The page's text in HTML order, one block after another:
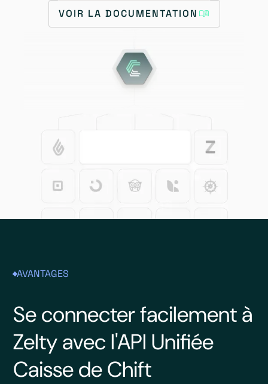
VOIR LA DOCUMENTATION
AVANTAGES
Se connecter facilement à
Zelty avec l'API Unifiée
Caisse de Chift